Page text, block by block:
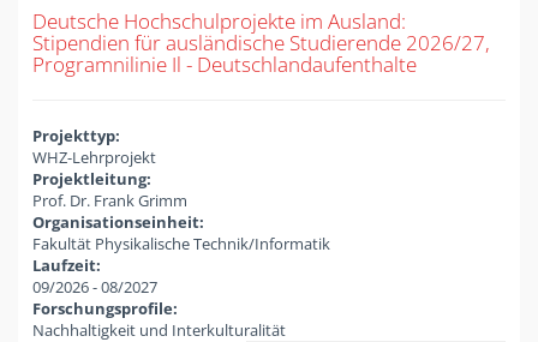
Deutsche Hochschulprojekte im Ausland:
Stipendien für ausländische Studierende 2026/27,
Programnilinie Il - Deutschlandaufenthalte
Projekttyp:
WHZ-Lehrprojekt
Projektleitung:
Prof. Dr. Frank Grimm
Organisationseinheit:
Fakultät Physikalische Technik/Informatik
Laufzeit:
09/2026-08/2027
Forschungsprofile:
Nachhaltigkeit und Interkulturalität